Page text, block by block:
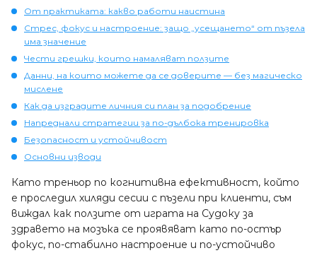
От практиката: какво работи наистина
Стрес, фокус и настроение: защо „усещането“ от пъзела
има значение
Чести грешки, които намаляват ползите
Данни, на които можете да се доверите — без магическо
мислене
Как да изградите личния си план за подобрение
Напреднали стратегии за по-дълбока тренировка
Безопасност и устойчивост
Основни изводи
Като треньор по когнитивна ефективност, който
е проследил хиляди сесии с пъзели при клиенти, съм
виждал как ползите от играта на Судоку за
здравето на мозъка се проявяват като по-остър
фокус, по-стабилно настроение и по-устойчиво